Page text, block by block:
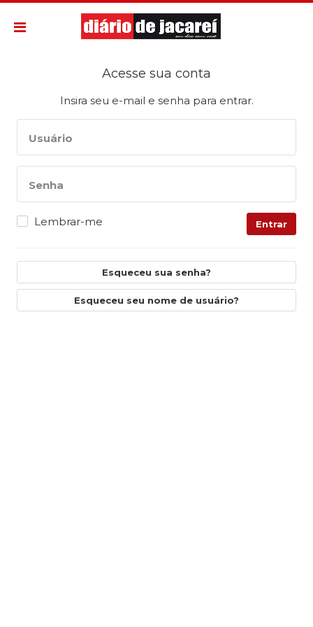
Acesse sua conta
Insira seu e-mail e senha para entrar.
Usuário
Senha
Lembrar-me Entrar
Esqueceu sua senha?
Esqueceu seu nome de usuário?